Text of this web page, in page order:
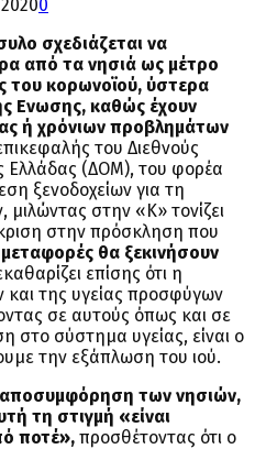
0
σχεδιάζεται να
από τα νησιά ως μέτρο
του κορωνοϊού, ύστερα
Ενωσης, καθώς έχουν
ή χρόνιων προβλημάτων
του Διεθνούς
Ελλάδας (ΔΟΜ), του φορέα
ξενοδοχείων για τη
στην «Κ» τονίζει
στην πρόσκληση που
θα ξεκινήσουν
επίσης ότι η
της υγείας προσφύγων
σε αυτούς όπως και σε
στο σύστημα υγείας, είναι ο
την εξάπλωση του ιού.
αποσυμφόρηση των νησιών,
τη στιγμή «είναι
ποτέ», προσθέτοντας ότι ο